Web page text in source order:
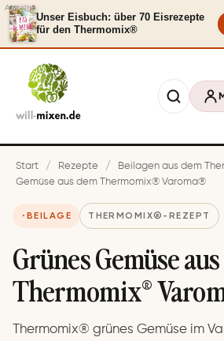
Anzeige
Unser Eisbuch: über 70 Eisrezepte
für den Thermomix®
Start / Rezepte / Beilagen aus dem
Ge­mü­se aus dem Thermomix® Va­ro­ma®
BEILAGE THERMOMIX®-REZEPT
Grü­nes Ge­mü­se
Thermomix®
Thermomix® grünes Gemüse im